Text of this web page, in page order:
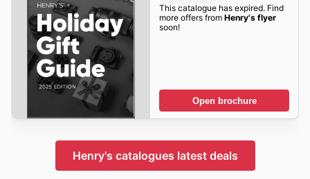
This catalogue has expired. Find
more offers from Henry's flyer
soon!
Open brochure
Henry's catalogues latest deals